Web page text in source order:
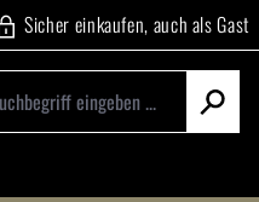
Sicher einkaufen, auch als Gast
Der Gesamtwert